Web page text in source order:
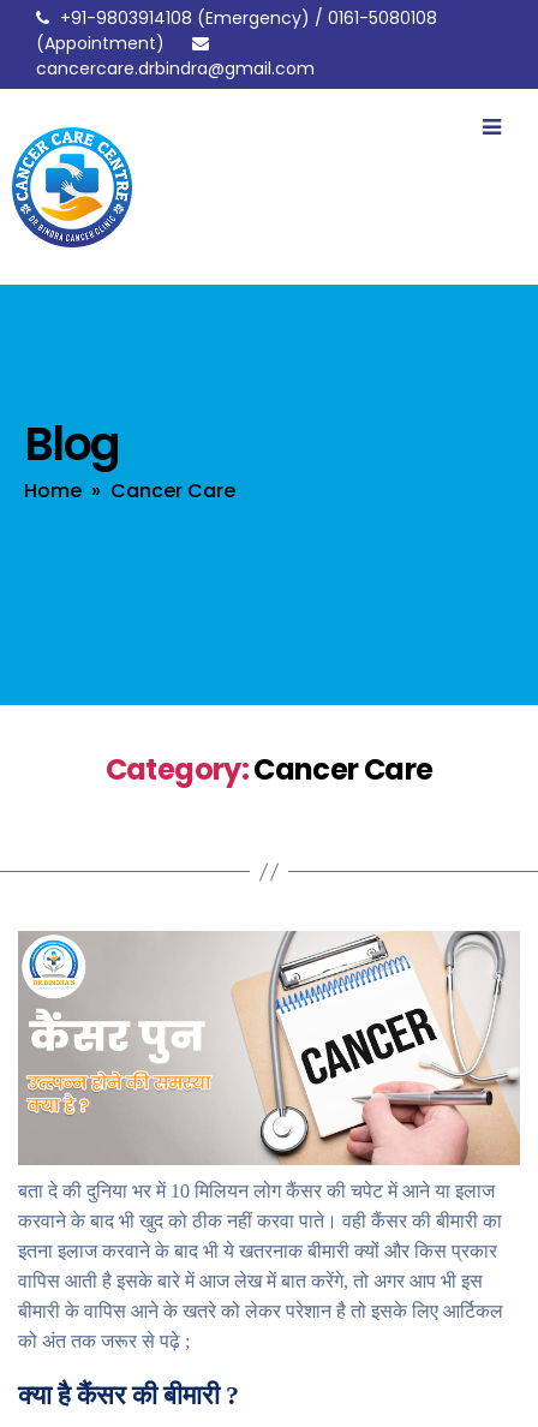
+91-9803914108 (Emergency) / 0161-5080108
(Appointment)
cancercare.drbindra@gmail.com
drbindracancerclinic
Blog
Home » Cancer Care
Category:Cancer Care
बता दे की दुनिया भर में 10 मिलियन लोग कैंसर की चपेट में आने या इलाज
करवाने के बाद भी खुद को ठीक नहीं करवा पाते। वही कैंसर की बीमारी का
इतना इलाज करवाने के बाद भी ये खतरनाक बीमारी क्यों और किस प्रकार
वापिस आती है इसके बारे में आज लेख में बात करेंगे, तो अगर आप भी इस
बीमारी के वापिस आने के खतरे को लेकर परेशान है तो इसके लिए आर्टिकल
को अंत तक जरूर से पढ़े ;
क्या है कैंसर की बीमारी ?